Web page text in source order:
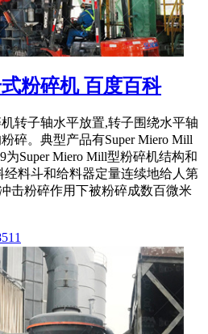
粉碎机 百度百科
转子轴水平放置,转子围绕水平轴
碎。典型产品有Super Miero Mill
为Super Miero Mill型粉碎机结构和
经料斗和给料器定量连续地给人第
击粉碎作用下被粉碎成数百微米